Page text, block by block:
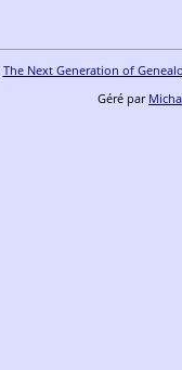
The Next Generation of
Géré par